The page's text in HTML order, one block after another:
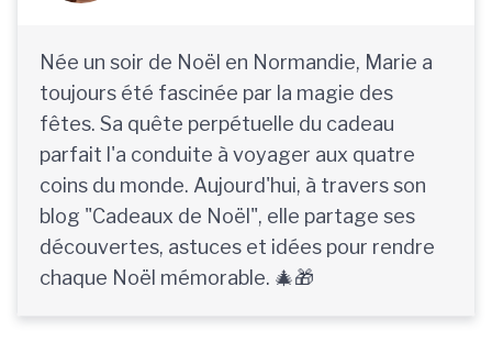
Née un soir de Noël en Normandie, Marie a
toujours été fascinée par la magie des
fêtes. Sa quête perpétuelle du cadeau
parfait l'a conduite à voyager aux quatre
coins du monde. Aujourd'hui, à travers son
blog "Cadeaux de Noël", elle partage ses
découvertes, astuces et idées pour rendre
chaque Noël mémorable. 🎄🎁